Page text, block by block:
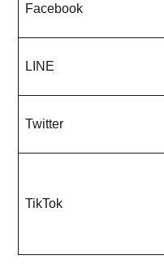
Facebook
LINE
Twitter
TikTok